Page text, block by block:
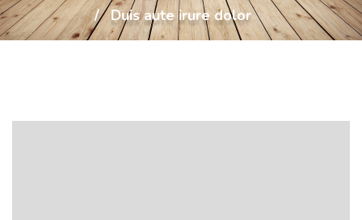
Duis aute irure dolor